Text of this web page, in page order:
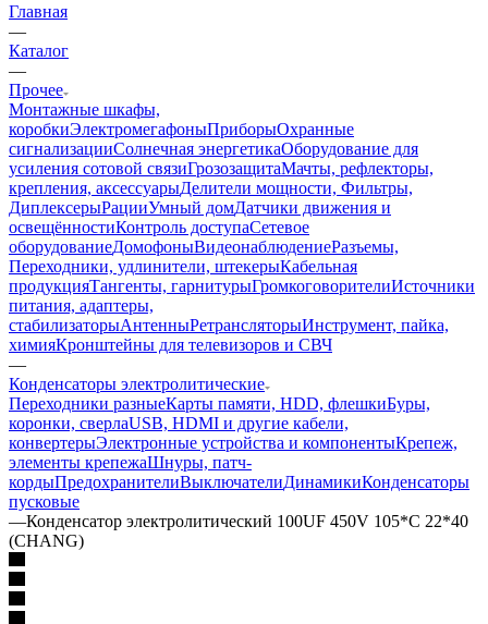
Главная
—
Каталог
—
Прочее
Монтажные шкафы,
коробкиЭлектромегафоныПриборыОхранные
сигнализацииСолнечная энергетикаОборудование для
усиления сотовой связиГрозозащитаМачты, рефлекторы,
крепления, аксессуарыДелители мощности, Фильтры,
ДиплексерыРацииУмный домДатчики движения и
освещённостиКонтроль доступаСетевое
оборудованиеДомофоныВидеонаблюдениеРазъемы,
Переходники, удлинители, штекерыКабельная
продукцияТангенты, гарнитурыГромкоговорителиИсточники
питания, адаптеры,
стабилизаторыАнтенныРетрансляторыИнструмент, пайка,
химияКронштейны для телевизоров и СВЧ
—
Конденсаторы электролитические
Переходники разныеКарты памяти, HDD, флешкиБуры,
коронки, сверлаUSB, HDMI и другие кабели,
конвертерыЭлектронные устройства и компонентыКрепеж,
элементы крепежаШнуры, патч-
кордыПредохранителиВыключателиДинамикиКонденсаторы
пусковые
—Конденсатор электролитический 100UF 450V 105*C 22*40
(CHANG)